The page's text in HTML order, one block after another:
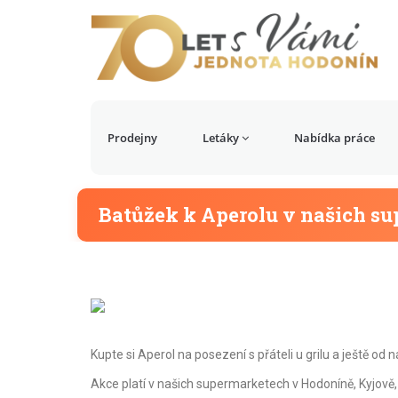
Prodejny Letáky Nabídka práce
Batůžek k Aperolu v našich
Kupte si Aperol na posezení s přáteli u grilu a ještě od
Akce platí v našich supermarketech v Hodoníně,